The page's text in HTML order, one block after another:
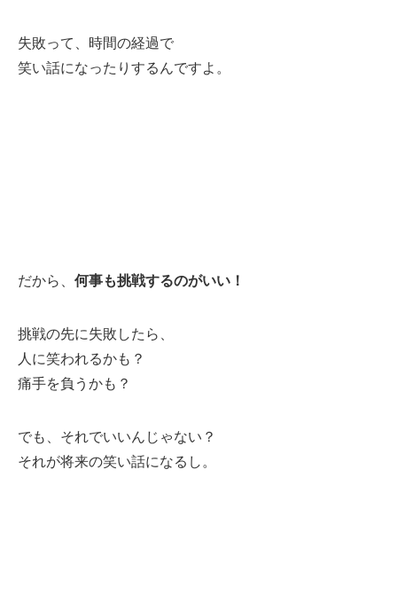
失敗って、時間の経過で
笑い話になったりするんですよ。
だから、 何事も挑戦するのがいい！
挑戦の先に失敗したら、
人に笑われるかも？
痛手を負うかも？
でも、それでいいんじゃない？
それが将来の笑い話になるし。